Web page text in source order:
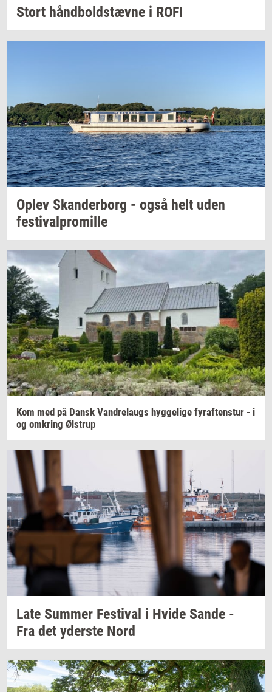
Stort hånd­bold­stæv­ne i ROFI
Oplev Skan­der­borg - også helt uden
festi­val­pro­mil­le
Kom med på Dansk Van­d­re­laugs hyg­ge­li­ge fyraf­tens­tur - i
og om­kring Øl­strup
Late Sum­mer Festi­val i Hvide Sande -
Fra det yder­ste Nord